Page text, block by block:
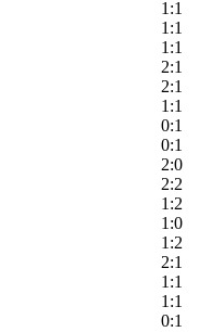
1:1
1:1
1:1
2:1
2:1
1:1
0:1
0:1
2:0
2:2
1:2
1:0
1:2
2:1
1:1
1:1
0:1